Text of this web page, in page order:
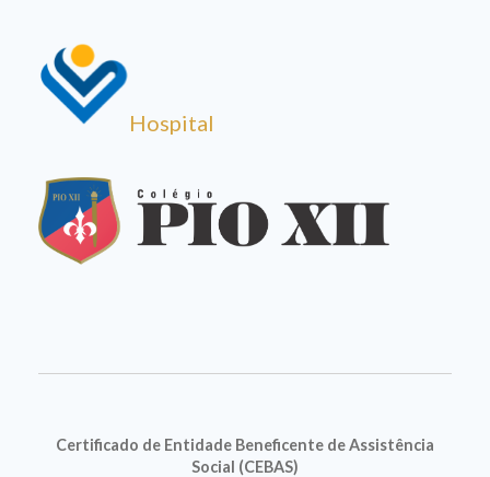
Hospital
Certificado de Entidade Beneficente de Assistência
Social (CEBAS)